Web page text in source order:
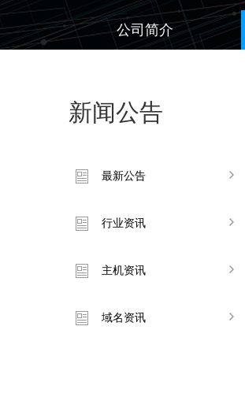
公司简介
新闻公告
最新公告
行业资讯
主机资讯
域名资讯